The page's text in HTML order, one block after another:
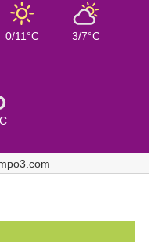
0/11°C 3/7°C